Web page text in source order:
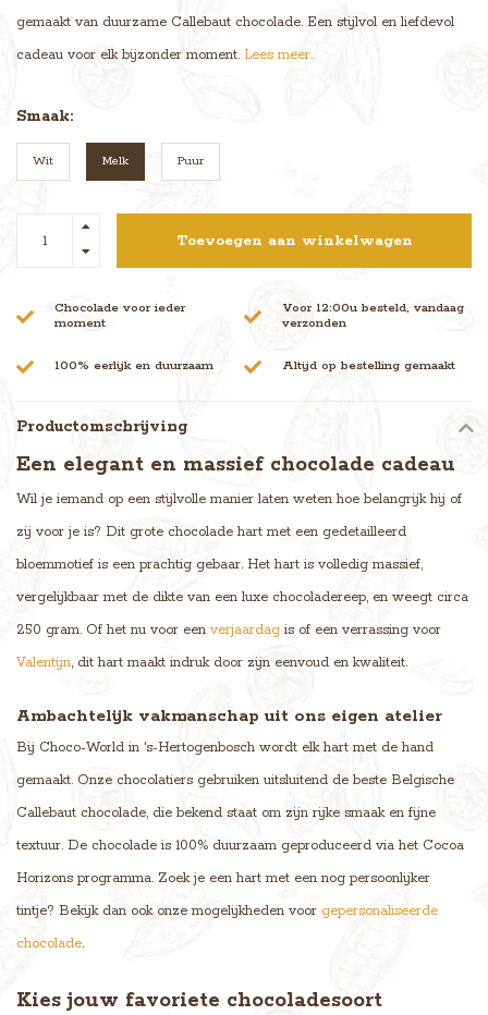
gemaakt van duurzame Callebaut chocolade. Een stijlvol en liefdevol
cadeau voor elk bijzonder moment. Lees meer..
Smaak:
Wit Melk Puur
Toevoegen aan winkelwagen
Chocolade voor ieder
moment
Voor 12:00u besteld, vandaag
verzonden
100% eerlijk en duurzaam Altijd op bestelling gemaakt
Productomschrijving
Een elegant en massief chocolade cadeau
Wil je iemand op een stijlvolle manier laten weten hoe belangrijk hij of
zij voor je is? Dit grote chocolade hart met een gedetailleerd
bloemmotief is een prachtig gebaar. Het hart is volledig massief,
vergelijkbaar met de dikte van een luxe chocoladereep, en weegt circa
250 gram. Of het nu voor een verjaardag is of een verrassing voor
Valentijn, dit hart maakt indruk door zijn eenvoud en kwaliteit.
Ambachtelijk vakmanschap uit ons eigen atelier
Bij Choco-World in 's-Hertogenbosch wordt elk hart met de hand
gemaakt. Onze chocolatiers gebruiken uitsluitend de beste Belgische
Callebaut chocolade, die bekend staat om zijn rijke smaak en fijne
textuur. De chocolade is 100% duurzaam geproduceerd via het Cocoa
Horizons programma. Zoek je een hart met een nog persoonlijker
tintje? Bekijk dan ook onze mogelijkheden voor gepersonaliseerde
chocolade.
Kies jouw favoriete chocoladesoort